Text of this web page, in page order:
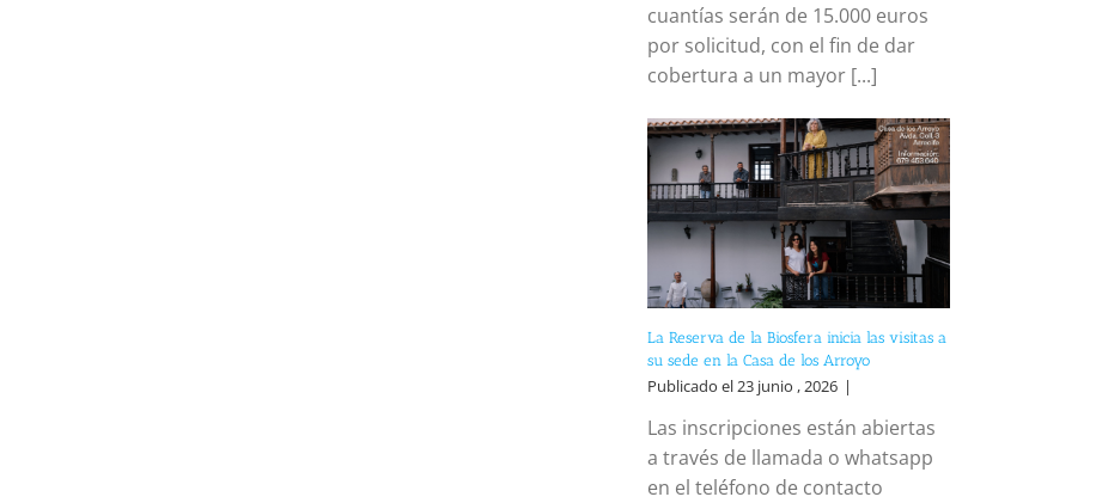
cuantías serán de 15.000 euros
por solicitud, con el fin de dar
cobertura a un mayor [...]
La Reserva de la Biosfera inicia las visitas a
su sede en la Casa de los Arroyo
Publicado el 23 junio , 2026 |
Las inscripciones están abiertas
a través de llamada o whatsapp
en el teléfono de contacto